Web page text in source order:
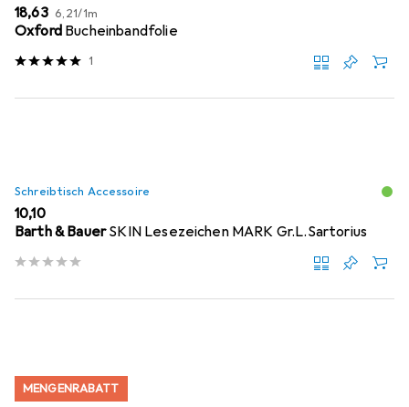
EUR
18,63 EUR
6,21/1m
Oxford Bucheinbandfolie
1
Schreibtisch Accessoire
EUR
10,10
Barth & BauerSKIN Lesezeichen MARK Gr.L.Sartorius
MENGENRABATT